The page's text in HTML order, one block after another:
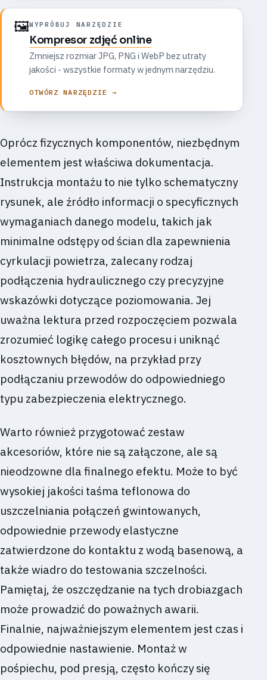
🖼️WYPRÓBUJ NARZĘDZIE
Kompresor zdjęć online
Zmniejsz rozmiar JPG, PNG i WebP bez utraty
jakości - wszystkie formaty w jednym narzędziu.
OTWÓRZ NARZĘDZIE →
Oprócz fizycznych komponentów, niezbędnym
elementem jest właściwa dokumentacja.
Instrukcja montażu to nie tylko schematyczny
rysunek, ale źródło informacji o specyficznych
wymaganiach danego modelu, takich jak
minimalne odstępy od ścian dla zapewnienia
cyrkulacji powietrza, zalecany rodzaj
podłączenia hydraulicznego czy precyzyjne
wskazówki dotyczące poziomowania. Jej
uważna lektura przed rozpoczęciem pozwala
zrozumieć logikę całego procesu i uniknąć
kosztownych błędów, na przykład przy
podłączaniu przewodów do odpowiedniego
typu zabezpieczenia elektrycznego.
Warto również przygotować zestaw
akcesoriów, które nie są załączone, ale są
nieodzowne dla finalnego efektu. Może to być
wysokiej jakości taśma teflonowa do
uszczelniania połączeń gwintowanych,
odpowiednie przewody elastyczne
zatwierdzone do kontaktu z wodą basenową, a
także wiadro do testowania szczelności.
Pamiętaj, że oszczędzanie na tych drobiazgach
może prowadzić do poważnych awarii.
Finalnie, najważniejszym elementem jest czas i
odpowiednie nastawienie. Montaż w
pośpiechu, pod presją, często kończy się